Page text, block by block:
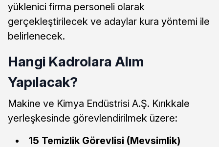
yüklenici firma personeli olarak
gerçekleştirilecek ve adaylar kura yöntemi ile
belirlenecek.
Hangi Kadrolara Alım
Yapılacak?
Makine ve Kimya Endüstrisi A.Ş. Kırıkkale
yerleşkesinde görevlendirilmek üzere:
15 Temizlik Görevlisi (Mevsimlik)